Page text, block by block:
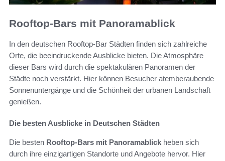
Rooftop-Bars mit Panoramablick
In den deutschen Rooftop-Bar Städten finden sich zahlreiche
Orte, die beeindruckende Ausblicke bieten. Die Atmosphäre
dieser Bars wird durch die spektakulären Panoramen der
Städte noch verstärkt. Hier können Besucher atemberaubende
Sonnenuntergänge und die Schönheit der urbanen Landschaft
genießen.
Die besten Ausblicke in Deutschen Städten
Die besten Rooftop-Bars mit Panoramablick heben sich
durch ihre einzigartigen Standorte und Angebote hervor. Hier